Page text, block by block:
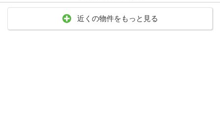
近くの物件をもっと見る